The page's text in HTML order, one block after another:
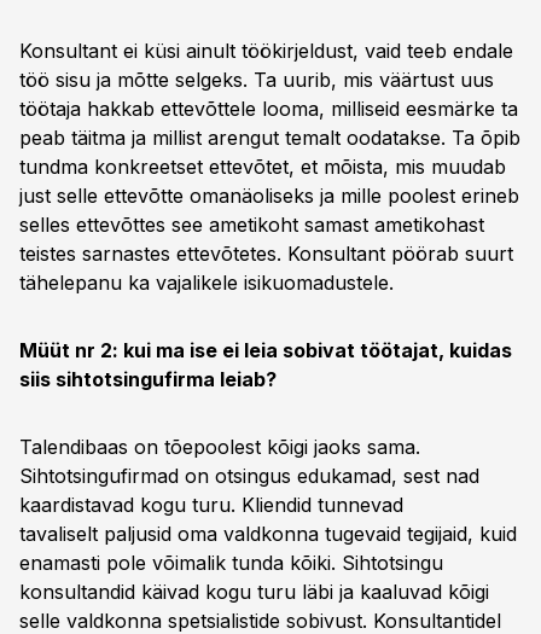
Konsultant ei küsi ainult töökirjeldust, vaid teeb endale
töö sisu ja mõtte selgeks. Ta uurib, mis väärtust uus
töötaja hakkab ettevõttele looma, milliseid eesmärke ta
peab täitma ja millist arengut temalt oodatakse. Ta õpib
tundma konkreetset ettevõtet, et mõista, mis muudab
just selle ettevõtte omanäoliseks ja mille poolest erineb
selles ettevõttes see ametikoht samast ametikohast
teistes sarnastes ettevõtetes. Konsultant pöörab suurt
tähelepanu ka vajalikele isikuomadustele.
Müüt nr 2: kui ma ise ei leia sobivat töötajat, kuidas
siis sihtotsingufirma leiab?
Talendibaas on tõepoolest kõigi jaoks sama.
Sihtotsingufirmad on otsingus edukamad, sest nad
kaardistavad kogu turu. Kliendid tunnevad
tavaliselt paljusid oma valdkonna tugevaid tegijaid, kuid
enamasti pole võimalik tunda kõiki. Sihtotsingu
konsultandid käivad kogu turu läbi ja kaaluvad kõigi
selle valdkonna spetsialistide sobivust. Konsultantidel